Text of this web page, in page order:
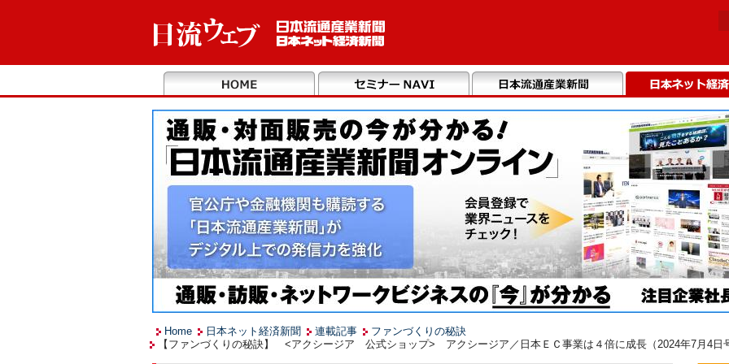
Home 日本ネット経済新聞 連載記事
ファンづくりの秘訣
【ファンづくりの秘訣】 <アクシージア 公式ショップ> アクシージア／日本ＥＣ事業は４倍に成長（2024年7月4日